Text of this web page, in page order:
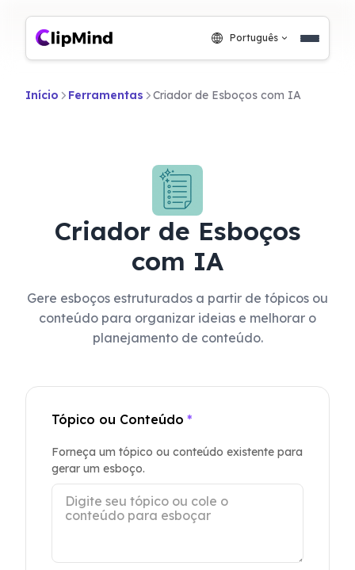
Português
Início Ferramentas Criador de Esboços com IA
Criador de Esboços
com IA
Gere esboços estruturados a partir de tópicos ou
conteúdo para organizar ideias e melhorar o
planejamento de conteúdo.
Tópico ou Conteúdo *
Forneça um tópico ou conteúdo existente para
gerar um esboço.